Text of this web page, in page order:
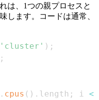
は、1つの親プロセスと
します。コードは通常、
'cluster' ) ;
;
. cpus ( ) . length ; i <